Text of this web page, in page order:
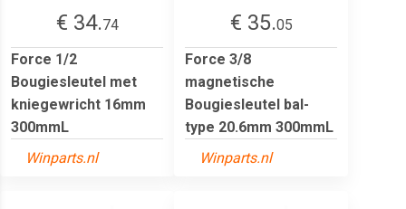
€ 34.74
Force 1/2
Bougiesleutel met
kniegewricht 16mm
300mmL
Winparts.nl
€ 35.05
Force 3/8
magnetische
Bougiesleutel bal-
type 20.6mm 300mmL
Winparts.nl